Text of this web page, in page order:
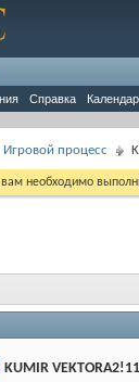
Справка
Игровой процесс
вам необходимо
KUMIR